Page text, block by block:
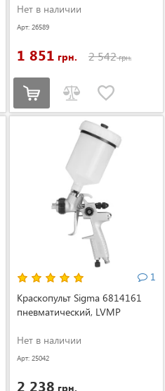
Нет в наличии
Арт: 26589
1 851 грн. 2 542грн.
1
Краскопульт Sigma 6814161
пневматический, LVMP
Нет в наличии
Арт: 25042
2 238 грн.